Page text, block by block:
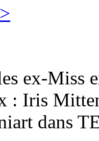
ex-Miss
: Iris
dans